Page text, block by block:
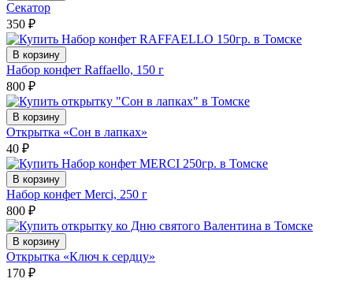
Секатор
350 ₽
В корзину
Набор конфет Raffaello, 150 г
800 ₽
В корзину
Открытка «Сон в лапках»
40 ₽
В корзину
Набор конфет Merci, 250 г
800 ₽
В корзину
Открытка «Ключ к сердцу»
170 ₽